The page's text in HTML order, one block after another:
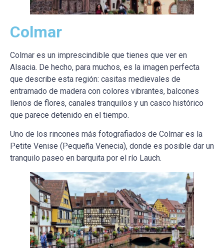
Colmar
Colmar es un imprescindible que tienes que ver en
Alsacia. De hecho, para muchos, es la imagen perfecta
que describe esta región: casitas medievales de
entramado de madera con colores vibrantes, balcones
llenos de flores, canales tranquilos y un casco histórico
que parece detenido en el tiempo.
Uno de los rincones más fotografiados de Colmar es la
Petite Venise (Pequeña Venecia), donde es posible dar un
tranquilo paseo en barquita por el río Lauch.